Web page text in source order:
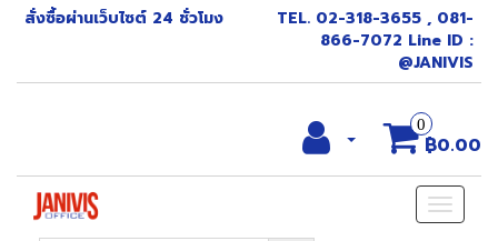
สั่งซื้อผ่านเว็บไซต์ 24 ชั่วโมง
TEL. 02-318-3655 , 081-
866-7072 Line ID :
@JANIVIS
0
฿0.00
Toggle